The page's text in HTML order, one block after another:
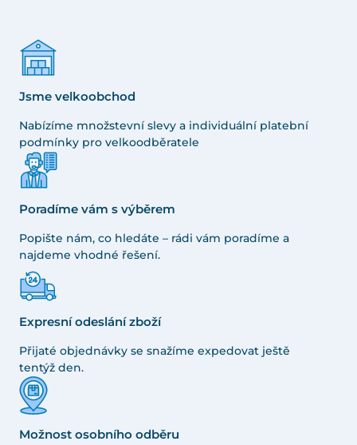
Jsme velkoobchod
Nabízíme množstevní slevy a individuální platební
podmínky pro velkoodběratele
Poradíme vám s výběrem
Popište nám, co hledáte – rádi vám poradíme a
najdeme vhodné řešení.
Expresní odeslání zboží
Přijaté objednávky se snažíme expedovat ještě
tentýž den.
Možnost osobního odběru